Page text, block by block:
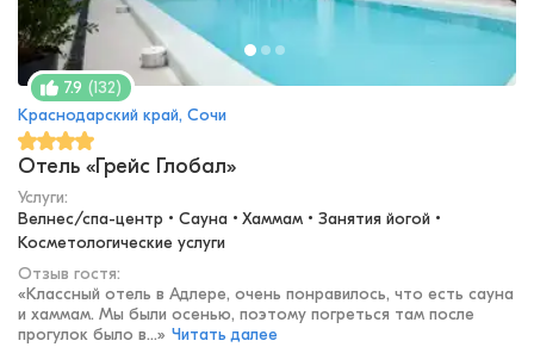
7.9 (132)
Краснодарский край, Сочи
Отель «Грейс Глобал»
Услуги:
Велнес/спа-центр • Сауна • Хаммам • Занятия йогой •
Косметологические услуги
Отзыв гостя:
«Классный отель в Адлере, очень понравилось, что есть сауна
и хаммам. Мы были осенью, поэтому погреться там после
прогулок было в...» Читать далее